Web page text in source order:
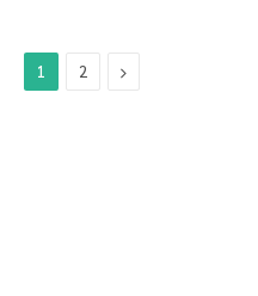
1 2 Next